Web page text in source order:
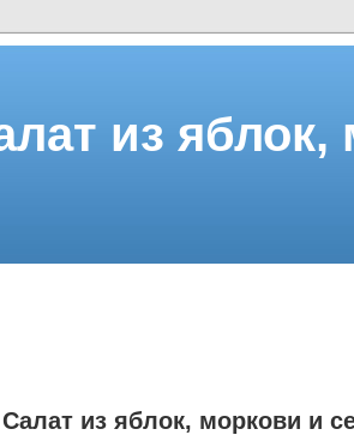
из
Салат из яблок, моркови и